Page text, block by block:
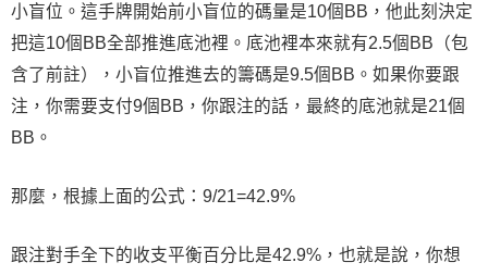
小盲位。這手牌開始前小盲位的碼量是10個BB，他此刻決定
把這10個BB全部推進底池裡。底池裡本來就有2.5個BB（包
含了前註），小盲位推進去的籌碼是9.5個BB。如果你要跟
注，你需要支付9個BB，你跟注的話，最終的底池就是21個
BB。
那麼，根據上面的公式：9/21=42.9%
跟注對手全下的收支平衡百分比是42.9%，也就是說，你想